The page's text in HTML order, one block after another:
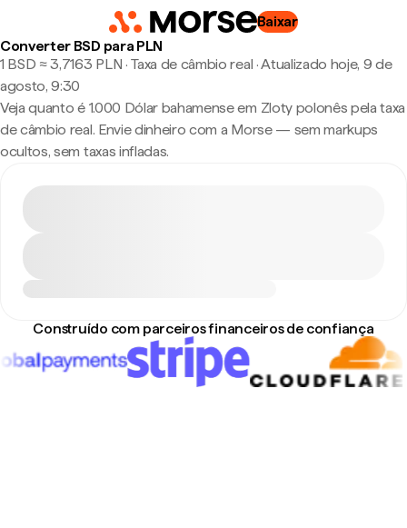
Baixar
Converter BSD para PLN
1 BSD ≈ 3,7163 PLN · Taxa de câmbio real ·Atualizado hoje, 9 de
agosto, 9:30
Veja quanto é 1.000 Dólar bahamense em Zloty polonês pela taxa
de câmbio real. Envie dinheiro com a Morse — sem markups
ocultos, sem taxas infladas.
Construído com parceiros financeiros de confiança